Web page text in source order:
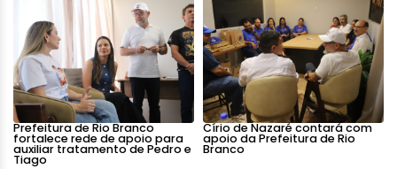
Prefeitura de Rio Branco
fortalece rede de apoio para
auxiliar tratamento de Pedro e
Tiago
Círio de Nazaré contará com
apoio da Prefeitura de Rio
Branco